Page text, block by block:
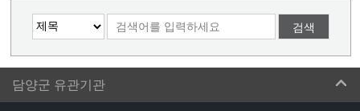
검색
담양군 유관기관